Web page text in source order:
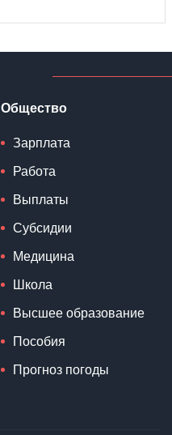
Общество
Зарплата
Работа
Выплаты
Субсидии
Медицина
Школа
Высшее образование
Пособия
Прогноз погоды